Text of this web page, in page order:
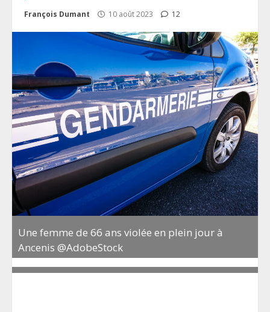
François Dumant 10 août 2023 12
Une femme de 66 ans violée en plein jour à
Ancenis @AdobeStock